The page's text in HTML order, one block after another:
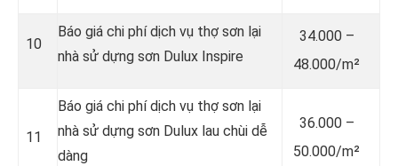
10
Báo giá chi phí dịch vụ thợ sơn lại
nhà sử dựng sơn Dulux Inspire
34.000 –
48.000/m²
11
Báo giá chi phí dịch vụ thợ sơn lại
nhà sử dựng sơn Dulux lau chùi dễ
dàng
36.000 –
50.000/m²